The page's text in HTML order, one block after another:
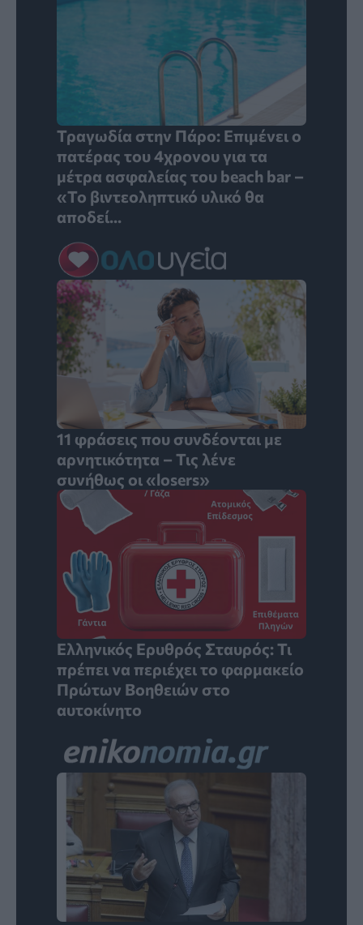
Τραγωδία στην Πάρο: Επιμένει ο
πατέρας του 4χρονου για τα
μέτρα ασφαλείας του beach bar –
«Το βιντεοληπτικό υλικό θα
αποδεί...
11 φράσεις που συνδέονται με
αρνητικότητα – Τις λένε
συνήθως οι «losers»
Ελληνικός Ερυθρός Σταυρός: Τι
πρέπει να περιέχει το φαρμακείο
Πρώτων Βοηθειών στο
αυτοκίνητο